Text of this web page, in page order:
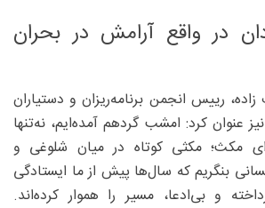
در واقع آرامش در بحران
رییس انجمن برنامه‌ریزان و دستیاران
عنوان کرد: امشب گردهم آمده‌ایم، نه‌تنها
مکث؛ مکثی کوتاه در میان شلوغی و
بنگریم که سال‌ها پیش از ما ایستادگی
و بی‌ادعا، مسیر را هموار کرده‌اند.